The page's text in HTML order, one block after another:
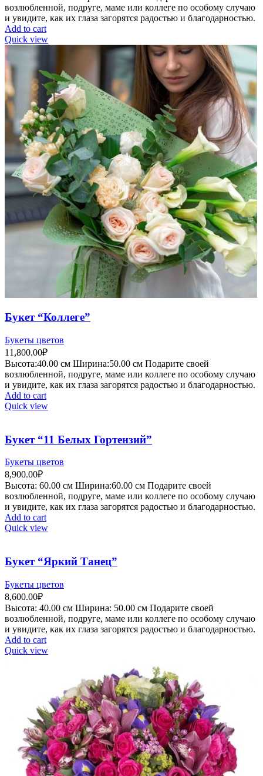
возлюбленной, подруге, маме или коллеге по особому случаю
и увидите, как их глаза загорятся радостью и благодарностью.
Add to cart
Quick view
Букет “Коллеге”
Букеты цветов
11,800.00₽
Высота:40.00 см Ширина:50.00 см Подарите своей
возлюбленной, подруге, маме или коллеге по особому случаю
и увидите, как их глаза загорятся радостью и благодарностью.
Add to cart
Quick view
Букет “11 Белых Гортензий”
Букеты цветов
8,900.00₽
Высота: 60.00 см Ширина:60.00 см Подарите своей
возлюбленной, подруге, маме или коллеге по особому случаю
и увидите, как их глаза загорятся радостью и благодарностью.
Add to cart
Quick view
Букет “Яркий Танец”
Букеты цветов
8,600.00₽
Высота: 40.00 см Ширина: 50.00 см Подарите своей
возлюбленной, подруге, маме или коллеге по особому случаю
и увидите, как их глаза загорятся радостью и благодарностью.
Add to cart
Quick view